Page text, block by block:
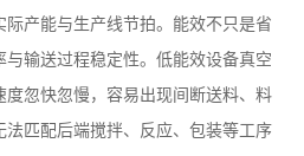
际产能与生产线节拍。能效不只是省
输送过程稳定性。低能效设备真空
度忽快忽慢，容易出现间断送料、料
匹配后端搅拌、反应、包装等工序